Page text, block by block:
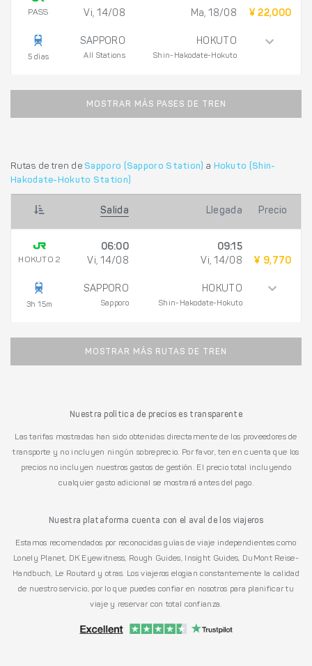
PASS
5 días
Vi, 14/08
SAPPORO
All Stations
Ma, 18/08
HOKUTO
Shin-Hakodate-Hokuto
¥ 22,000
MOSTRAR MÁS PASES DE TREN
Rutas de tren deSapporo (Sapporo Station) a Hokuto (Shin-
Hakodate-Hokuto Station)
Salida Llegada Precio
HOKUTO 2
3h 15m
06:00
Vi, 14/08
SAPPORO
Sapporo
09:15
Vi, 14/08
HOKUTO
Shin-Hakodate-Hokuto
¥ 9,770
MOSTRAR MÁS RUTAS DE TREN
Nuestra política de precios es transparente
Las tarifas mostradas han sido obtenidas directamente de los proveedores de
transporte y no incluyen ningún sobreprecio. Por favor, ten en cuenta que los
precios no incluyen nuestros gastos de gestión. El precio total incluyendo
cualquier gasto adicional se mostrará antes del pago.
Nuestra plataforma cuenta con el aval de los viajeros
Estamos recomendados por reconocidas guías de viaje independientes como
Lonely Planet, DK Eyewitness, Rough Guides, Insight Guides, DuMont Reise-
Handbuch, Le Routard y otras. Los viajeros elogian constantemente la calidad
de nuestro servicio, por lo que puedes confiar en nosotros para planificar tu
viaje y reservar con total confianza.